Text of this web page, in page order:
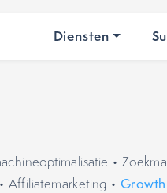
Diensten
•
• Affiliatemarketing •